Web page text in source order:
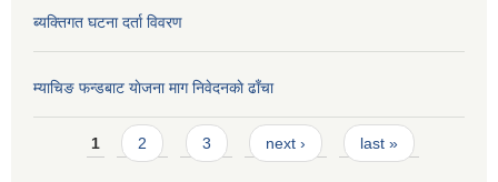
ब्यक्तिगत घटना दर्ता विवरण
म्याचिङ फन्डबाट याेजना माग निवेदनकाे ढाँचा
Pages
1 2 3 next › last »